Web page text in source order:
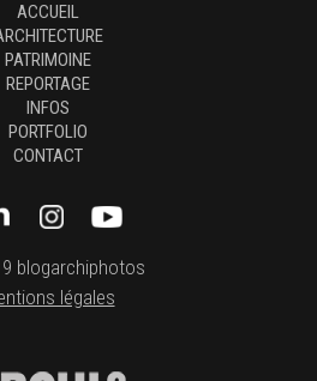
ACCUEIL
PATRIMOINE
REPORTAGE
INFOS
PORTFOLIO
CONTACT
blogarchiphotos
légales